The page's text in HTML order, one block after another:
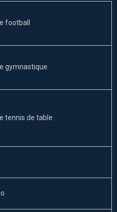
football
gymnastique
tennis de table